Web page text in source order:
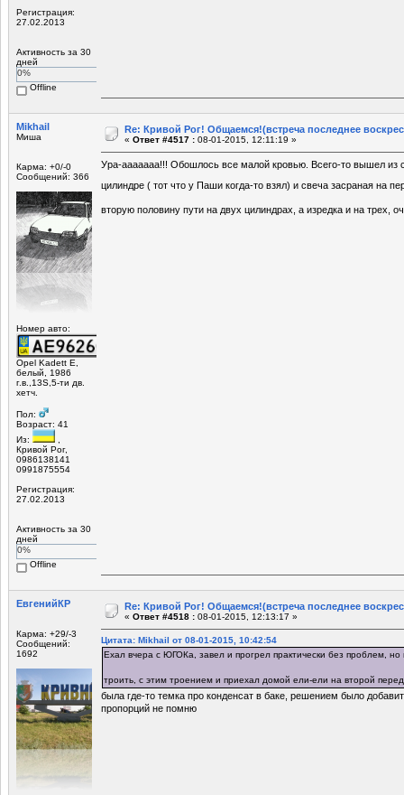
Регистрация:
27.02.2013
Активность за 30
дней
0%
Offline
Mikhail
Миша
Карма: +0/-0
Сообщений: 366
Номер авто:
Opel Kadett E,
белый, 1986
г.в.,13S,5-ти дв.
хетч.
Пол:
Возраст: 41
Из:
,
Кривой Рог,
0986138141
0991875554
Регистрация:
27.02.2013
Активность за 30
дней
0%
Offline
Re: Кривой Рог! Общаемся!(встреча последнее
« Ответ #4517 : 08-01-2015, 12:11:19 »
Ура-ааааааа!!! Обошлось все малой кровью. Всего-то вышел из
цилиндре ( тот что у Паши когда-то взял) и свеча засраная на
вторую половину пути на двух цилиндрах, а изредка и на трех,
ЕвгенийКР
Карма: +29/-3
Сообщений:
1692
Re: Кривой Рог! Общаемся!(встреча последнее
« Ответ #4518 : 08-01-2015, 12:13:17 »
Цитата: Mikhail от 08-01-2015, 10:42:54
Ехал вчера с ЮГОКа, завел и прогрел практически без проблем, но
троить, с этим троением и приехал домой ели-ели на второй
была где-то темка про конденсат в баке, решением было
пропорций не помню